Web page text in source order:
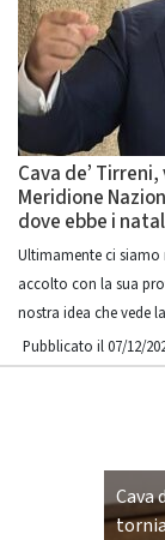
Cava de’
Meridione
dove ebbe i
Ultimamente ci siamo
accolto con la sua
nostra idea che vede
Pubblicato il 07/12/
Cava